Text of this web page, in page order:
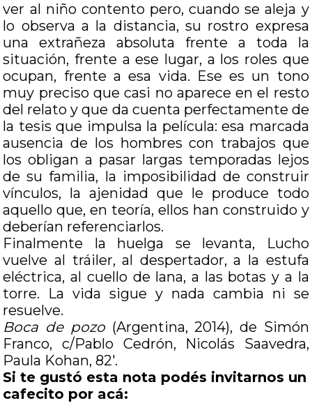
ver al niño contento pero, cuando se aleja y
lo observa a la distancia, su rostro expresa
una extrañeza absoluta frente a toda la
situación, frente a ese lugar, a los roles que
ocupan, frente a esa vida. Ese es un tono
muy preciso que casi no aparece en el resto
del relato y que da cuenta perfectamente de
la tesis que impulsa la película: esa marcada
ausencia de los hombres con trabajos que
los obligan a pasar largas temporadas lejos
de su familia, la imposibilidad de construir
vínculos, la ajenidad que le produce todo
aquello que, en teoría, ellos han construido y
deberían referenciarlos.
Finalmente la huelga se levanta, Lucho
vuelve al tráiler, al despertador, a la estufa
eléctrica, al cuello de lana, a las botas y a la
torre. La vida sigue y nada cambia ni se
resuelve.
Boca de pozo(Argentina, 2014), de Simón
Franco, c/Pablo Cedrón, Nicolás Saavedra,
Paula Kohan, 82′.
Si te gustó esta nota podés invitarnos un
cafecito por acá: